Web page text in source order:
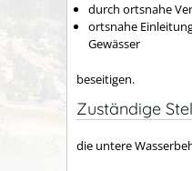
durch ortsnahe
ortsnahe
Gewässer
beseitigen.
Zuständige
die untere